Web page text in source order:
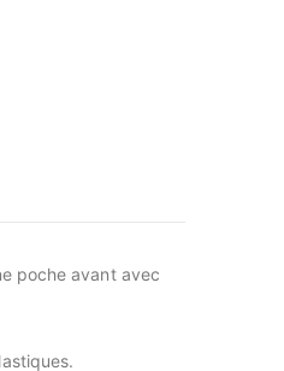
poche avant avec